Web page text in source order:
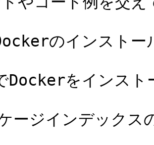
のインストー
Dockerをインスト
ージインデックス